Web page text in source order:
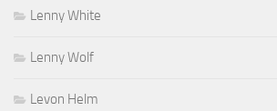
Lenny White
Lenny Wolf
Levon Helm